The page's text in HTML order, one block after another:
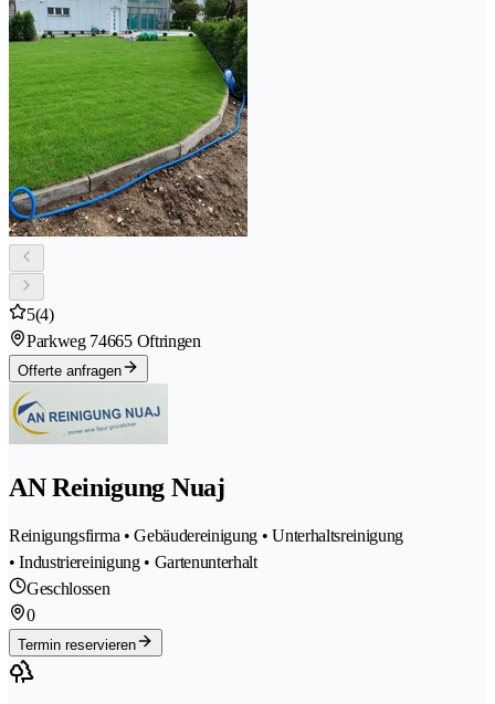
5(4)
Parkweg 74665 Oftringen
Offerte anfragen
AN Reinigung Nuaj
Reinigungsfirma • Gebäudereinigung • Unterhaltsreinigung
• Industriereinigung • Gartenunterhalt
Geschlossen
0
Termin reservieren